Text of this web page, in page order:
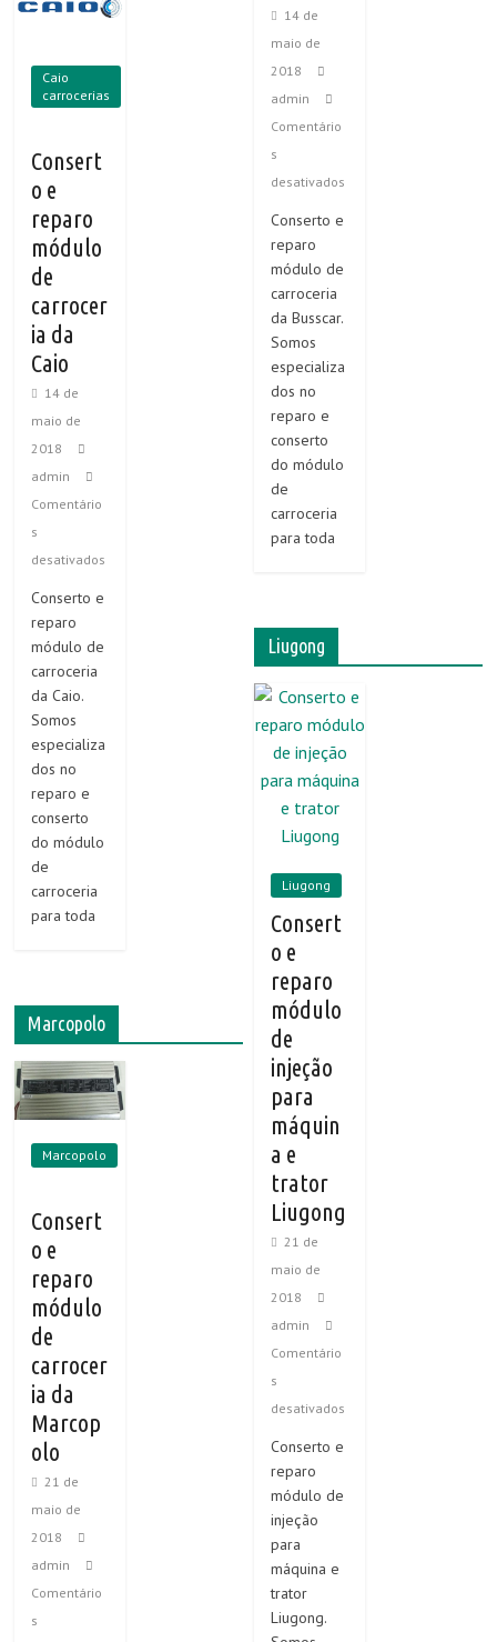
Caio
carrocerias
Consert
o e
reparo
módulo
de
carrocer
ia da
Caio
14 de
maio de
2018
admin
Comentário
s
desativados
Conserto e
reparo
módulo de
carroceria
da Caio.
Somos
especializa
dos no
reparo e
conserto
do módulo
de
carroceria
para toda
Marcopolo
Marcopolo
Consert
o e
reparo
módulo
de
carrocer
ia da
Marcop
olo
21 de
maio de
2018
admin
Comentário
s
14 de
maio de
2018
admin
Comentário
s
desativados
Conserto e
reparo
módulo de
carroceria
da Busscar.
Somos
especializa
dos no
reparo e
conserto
do módulo
de
carroceria
para toda
Liugong
Liugong
Consert
o e
reparo
módulo
de
injeção
para
máquin
a e
trator
Liugong
21 de
maio de
2018
admin
Comentário
s
desativados
Conserto e
reparo
módulo de
injeção
para
máquina e
trator
Liugong.